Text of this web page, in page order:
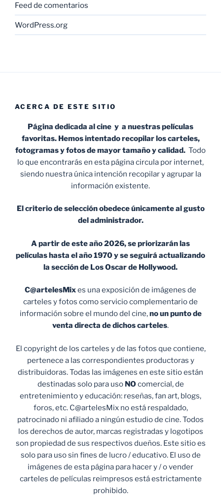
Feed de comentarios
WordPress.org
ACERCA DE ESTE SITIO
Página dedicada al cine y a nuestras películas
favoritas. Hemos intentado recopilar los carteles,
fotogramas y fotos de mayor tamaño y calidad. Todo
lo que encontrarás en esta página circula por internet,
siendo nuestra única intención recopilar y agrupar la
información existente.
El criterio de selección obedece únicamente al gusto
del administrador.
A partir de este año 2026, se priorizarán las
películas hasta el año 1970 y se seguirá actualizando
la sección de Los Oscar de Hollywood.
C@artelesMixes una exposición de imágenes de
carteles y fotos como servicio complementario de
información sobre el mundo del cine,no un punto de
venta directa de dichos carteles.
El copyright de los carteles y de las fotos que contiene,
pertenece a las correspondientes productoras y
distribuidoras. Todas las imágenes en este sitio están
destinadas solo para uso NO comercial, de
entretenimiento y educación: reseñas, fan art, blogs,
foros, etc. C@artelesMix no está respaldado,
patrocinado ni afiliado a ningún estudio de cine. Todos
los derechos de autor, marcas registradas y logotipos
son propiedad de sus respectivos dueños. Este sitio es
solo para uso sin fines de lucro / educativo. El uso de
imágenes de esta página para hacer y / o vender
carteles de películas reimpresos está estrictamente
prohibido.